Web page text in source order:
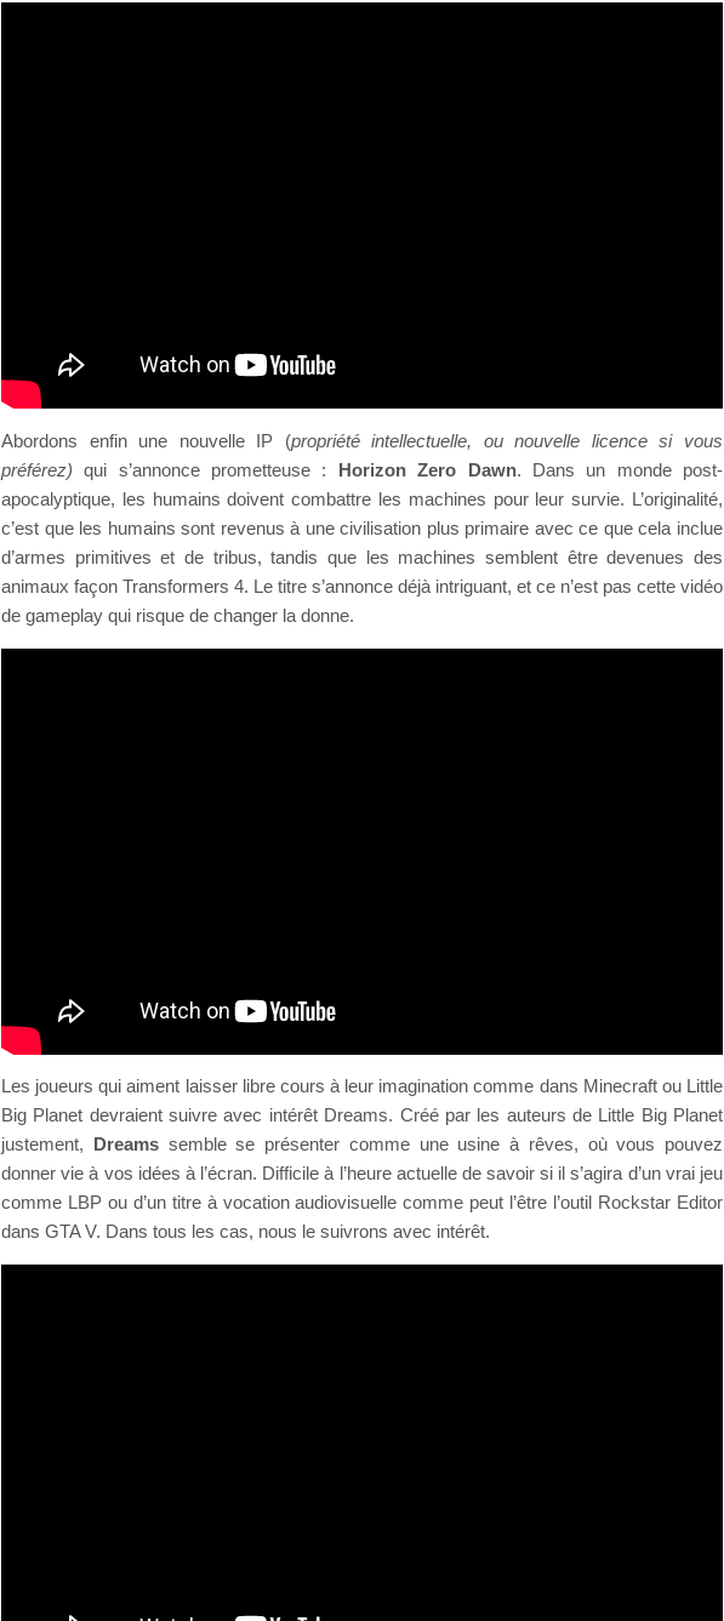
Abordons enfin une nouvelle IP (propriété intellectuelle, ou nouvelle licence si vous
préférez) qui s’annonce prometteuse : Horizon Zero Dawn. Dans un monde post-
apocalyptique, les humains doivent combattre les machines pour leur survie. L’originalité,
c’est que les humains sont revenus à une civilisation plus primaire avec ce que cela inclue
d’armes primitives et de tribus, tandis que les machines semblent être devenues des
animaux façon Transformers 4. Le titre s’annonce déjà intriguant, et ce n’est pas cette vidéo
de gameplay qui risque de changer la donne.
Les joueurs qui aiment laisser libre cours à leur imagination comme dans Minecraft ou Little
Big Planet devraient suivre avec intérêt Dreams. Créé par les auteurs de Little Big Planet
justement, Dreamssemble se présenter comme une usine à rêves, où vous pouvez
donner vie à vos idées à l’écran. Difficile à l’heure actuelle de savoir si il s’agira d’un vrai jeu
comme LBP ou d’un titre à vocation audiovisuelle comme peut l’être l’outil Rockstar Editor
dans GTA V. Dans tous les cas, nous le suivrons avec intérêt.